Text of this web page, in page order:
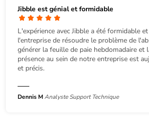
Jibble est génial et formidable
L'expérience avec Jibble a été formidable
l'entreprise de résoudre le problème de
générer la feuille de paie hebdomadaire et
présence au sein de notre entreprise est
et précis.
Dennis MAnalyste Support Technique